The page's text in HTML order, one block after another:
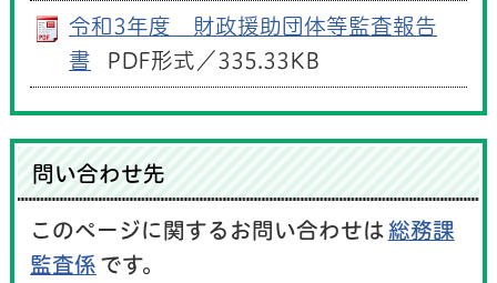
令和3年度 財政援助団体等監査報告
書
PDF形式／335.33KB
問い合わせ先
このページに関するお問い合わせは 総務課
監査係 です。